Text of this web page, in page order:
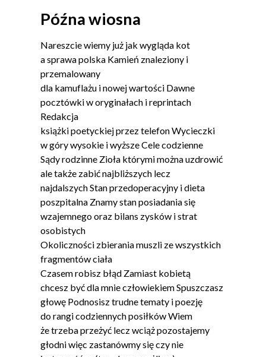
Późna wiosna
Nareszcie wiemy już jak wygląda kot
a sprawa polska Kamień znaleziony i
przemalowany
dla kamuflażu i nowej wartości Dawne
pocztówki w oryginałach i reprintach
Redakcja
książki poetyckiej przez telefon Wycieczki
w góry wysokie i wyższe Cele codzienne
Sądy rodzinne Zioła którymi można uzdrowić
ale także zabić najbliższych lecz
najdalszych Stan przedoperacyjny i dieta
poszpitalna Znamy stan posiadania się
wzajemnego oraz bilans zysków i strat
osobistych
Okoliczności zbierania muszli ze wszystkich
fragmentów ciała
Czasem robisz błąd Zamiast kobietą
chcesz być dla mnie człowiekiem Spuszczasz
głowę Podnosisz trudne tematy i poezję
do rangi codziennych posiłków Wiem
że trzeba przeżyć lecz wciąż pozostajemy
głodni więc zastanówmy się czy nie